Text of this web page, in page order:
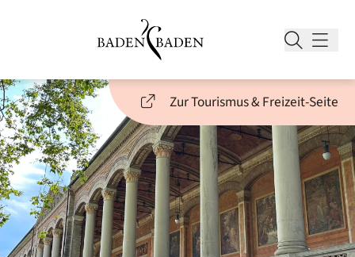
Zur Tourismus & Freizeit-Seite